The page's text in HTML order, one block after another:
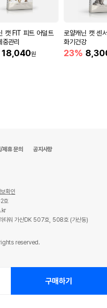
캣 FIT 피트 어덜트
관리
18,040원
로얄캐닌 캣 센
화기건강
23%
구매하기
제휴 문의 공지사항
확인
호
타워 가산DK 507호, 508호 (가산동)
reserved.